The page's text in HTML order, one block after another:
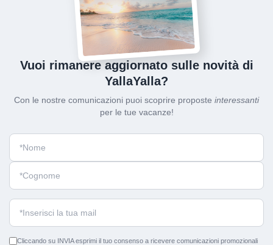
Vuoi rimanere aggiornato sulle novità di
YallaYalla?
Con le nostre comunicazioni puoi scoprire proposte interessanti
per le tue vacanze!
Cliccando su INVIA esprimi il tuo consenso a ricevere comunicazioni promozionali